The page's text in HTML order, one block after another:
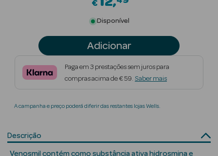
Beauty Season
Maquilhagem
Beauty Season
€
Disponível
Adicionar
Paga em 3 prestações sem juros para
compras acima de € 59. Saber mais
A campanha e preço poderá diferir das restantes lojas Wells.
Descrição
Venosmil contém como substância ativa hidrosmina e